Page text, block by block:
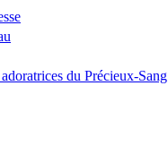
du Précieux-Sang